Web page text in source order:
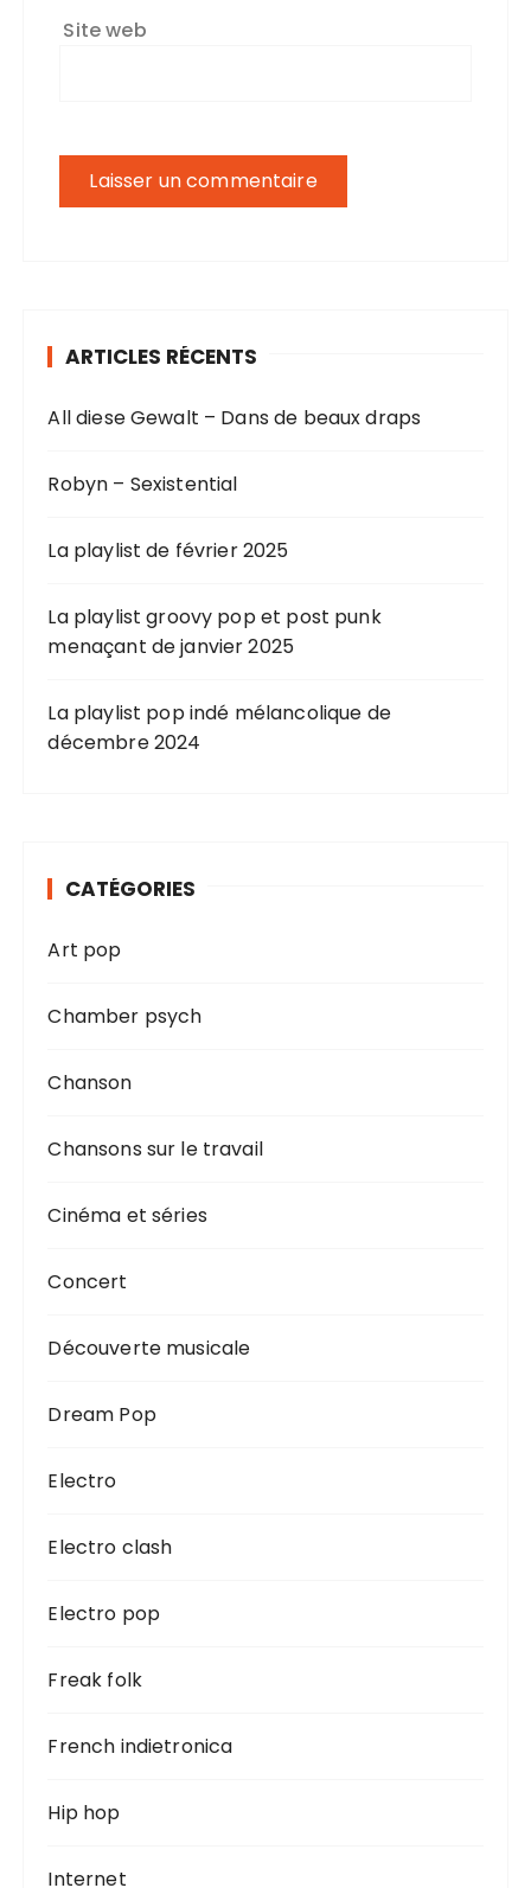
Site web
ARTICLES RÉCENTS
All diese Gewalt – Dans de beaux draps
Robyn – Sexistential
La playlist de février 2025
La playlist groovy pop et post punk
menaçant de janvier 2025
La playlist pop indé mélancolique de
décembre 2024
CATÉGORIES
Art pop
Chamber psych
Chanson
Chansons sur le travail
Cinéma et séries
Concert
Découverte musicale
Dream Pop
Electro
Electro clash
Electro pop
Freak folk
French indietronica
Hip hop
Internet